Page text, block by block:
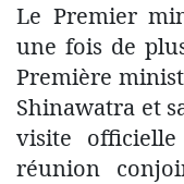
Le Premier
une fois de
Première
Shinawatra et
visite
réunion